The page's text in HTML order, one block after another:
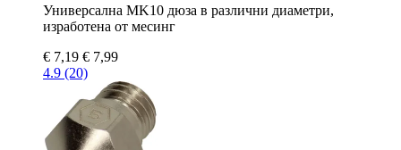
Универсална MK10 дюза в различни диаметри,
изработена от месинг
€ 7,19 € 7,99
4.9 (20)